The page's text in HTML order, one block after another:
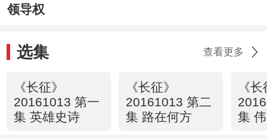
领导权
选集 查看更多
《长征》
20161013 第一
集 英雄史诗
《长征》
20161013 第二
集 路在何方
《
集